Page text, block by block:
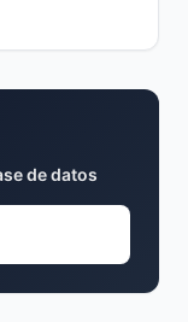
de datos